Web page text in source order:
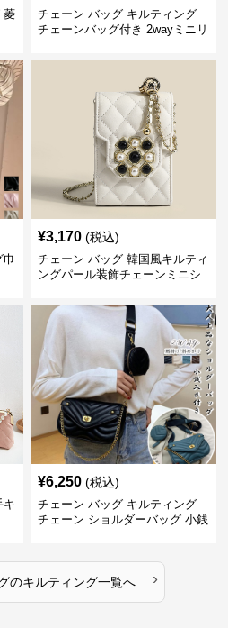
菱
チェーン バッグ キルティング
チェーンバッグ付き 2wayミニリ
¥3,170 (税込)
チェーン バッグ 韓国風キルティ
ングパール装飾チェーンミニシ
キ
¥6,250 (税込)
チェーン バッグ キルティング
チェーン ショルダーバッグ 小銭
のキルティング一覧へ ›